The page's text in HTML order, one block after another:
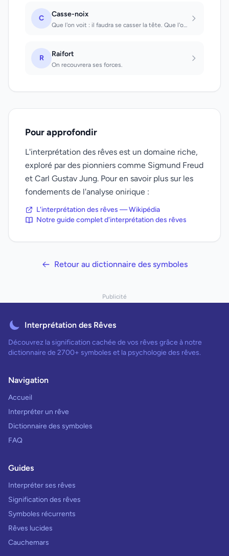
C Casse-noix
Que l'on voit : il faudra se casser la tête. Que l'on utilise avec succès : on m...
R Raifort
On recouvrera ses forces.
Pour approfondir
L'interprétation des rêves est un domaine riche,
exploré par des pionniers comme Sigmund Freud
et Carl Gustav Jung. Pour en savoir plus sur les
fondements de l'analyse onirique :
L'interprétation des rêves — Wikipédia
Notre guide complet d'interprétation des rêves
Retour au dictionnaire des symboles
Publicité
Interprétation des Rêves
Découvrez la signification cachée de vos rêves grâce à notre
dictionnaire de 2700+ symboles et la psychologie des rêves.
Navigation
Accueil
Interpréter un rêve
Dictionnaire des symboles
FAQ
Guides
Interpréter ses rêves
Signification des rêves
Symboles récurrents
Rêves lucides
Cauchemars